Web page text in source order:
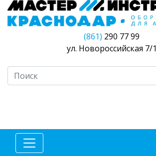
(861) 290 77 99
ул. Новороссийская 7/1